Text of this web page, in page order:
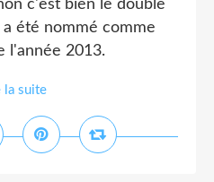
c'est bien le double
été nommé comme
l'année 2013.
la suite